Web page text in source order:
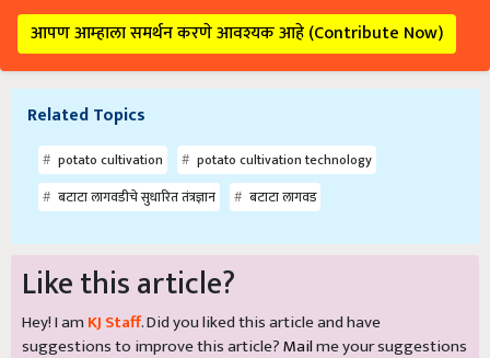
आपण आम्हाला समर्थन करणे आवश्यक आहे (Contribute Now)
Related Topics
potato cultivation
potato cultivation technology
बटाटा लागवडीचे सुधारित तंत्रज्ञान
बटाटा लागवड
Like this article?
Hey! I am KJ Staff. Did you liked this article and have
suggestions to improve this article?Mailme your suggestions